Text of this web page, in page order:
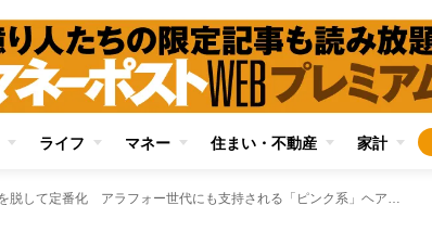
ライフ マネー 住まい・不動産 家計
コスプレ感を脱して定番化 アラフォー世代にも支持される「ピンク系」ヘアカラーのメリット